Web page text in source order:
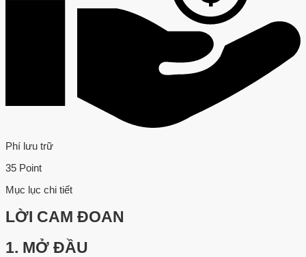
Phí lưu trữ
35 Point
Mục lục chi tiết
LỜI CAM ĐOAN
1. MỞ ĐẦU